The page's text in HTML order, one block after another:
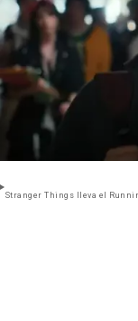
Stranger Things lleva el